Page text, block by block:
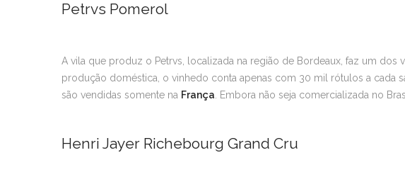
Petrvs Pomerol
A vila que produz o Petrvs, localizada na região de Bordeaux, faz um dos
produção doméstica, o vinhedo conta apenas com 30 mil rótulos a cada
são vendidas somente na França . Embora não seja comercializada no
Henri Jayer Richebourg Grand Cru